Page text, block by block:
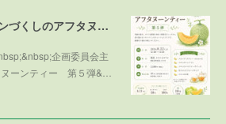
企画委員会主催「メロンづくしのアフタヌーンティー 第５弾 ～メロンで残暑を乗り切ろう～」参加者募集！
企画委員会主
ーンティー 第５弾&…